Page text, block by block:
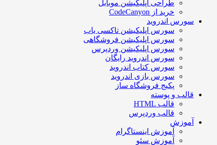
طراحی اپلیکیشن موبایل
خرید از CodeCanyon
سورس اندروید
سورس اپلیکیشن تاکسی یاب
سورس اپلیکیشن فروشگاهی
سورس اپلیکیشن وردپرس
سورس اندروید رایگان
سورس کتاب اندروید
سورس بازی اندروید
پکیج فروشگاه ساز
قالب و پوسته
قالب HTML
قالب وردپرس
آموزش
آموزش اینستاگرام
آموزش سئو